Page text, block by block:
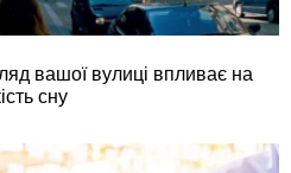
вашої вулиці впливає на
сну